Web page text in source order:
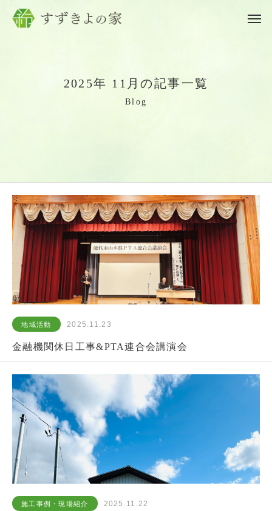
202 5年 1 1 月の記事一覧
Bl og
地域活動 2025.11.23
金融機関休日工事&PTA連合会講演会
施工事例・現場紹介 2025.11.22